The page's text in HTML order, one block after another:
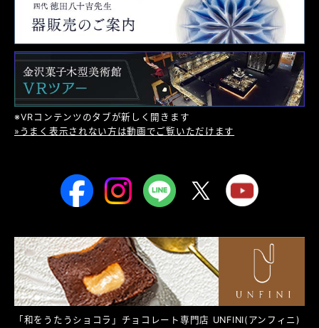
※VRコンテンツのタブが新しく開きます
»うまく表示されない方は動画でご覧いただけます
「和をうたうショコラ」チョコレート専門店 UNFINI(アンフィニ)